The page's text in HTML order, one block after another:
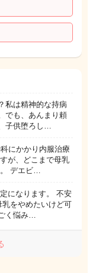
私は精神的な持病
でも、あんまり頼
子供堕ろし…
にかかり内服治療
が、どこまで母乳
。 デエビ…
になります。 不安
をやめたいけど可
く悩み…